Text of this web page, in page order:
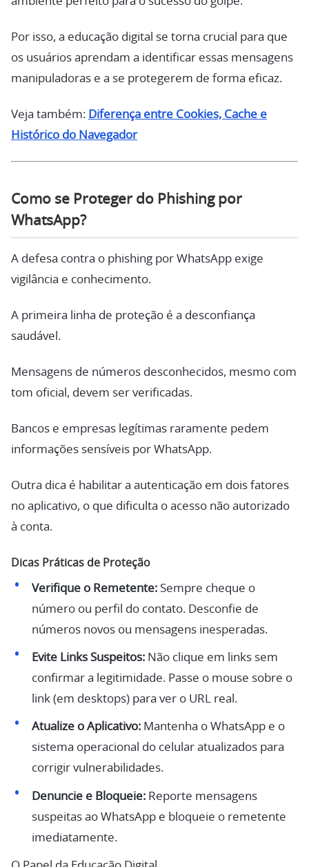
Por isso, a educação digital se torna crucial para que
os usuários aprendam a identificar essas mensagens
manipuladoras e a se protegerem de forma eficaz.
Veja também: Diferença entre Cookies, Cache e
Histórico do Navegador
Como se Proteger do Phishing por
WhatsApp?
A defesa contra o phishing por WhatsApp exige
vigilância e conhecimento.
A primeira linha de proteção é a desconfiança
saudável.
Mensagens de números desconhecidos, mesmo com
tom oficial, devem ser verificadas.
Bancos e empresas legítimas raramente pedem
informações sensíveis por WhatsApp.
Outra dica é habilitar a autenticação em dois fatores
no aplicativo, o que dificulta o acesso não autorizado
à conta.
Dicas Práticas de Proteção
Verifique o Remetente:Sempre cheque o
número ou perfil do contato. Desconfie de
números novos ou mensagens inesperadas.
Evite Links Suspeitos:Não clique em links sem
confirmar a legitimidade. Passe o mouse sobre o
link (em desktops) para ver o URL real.
Atualize o Aplicativo:Mantenha o WhatsApp e o
sistema operacional do celular atualizados para
corrigir vulnerabilidades.
Denuncie e Bloqueie:Reporte mensagens
suspeitas ao WhatsApp e bloqueie o remetente
imediatamente.